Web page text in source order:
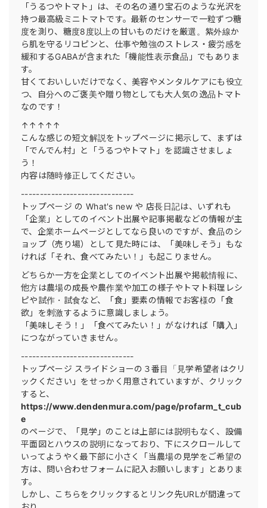
「うるつやトマト」は、その名の通り宝石のような光沢を
持つ最高級ミニトマトです。最新のセンサーで一粒ずつ糖
度を測り、糖度8度以上の甘いものだけを厳選。紫外線か
ら肌を守るリコピンと、仕事や勉強のストレス・疲労感を
緩和するGABAが含まれた「機能性表示食品」でもありま
す。
甘くておいしいだけでなく、美容やメンタルケアにも役立
つ、自分へのご褒美や贈り物としても大人気の逸品トマト
なのです！
↑↑↑↑↑
こんな感じの短文解説をトップページに掲示して、まずは
「でんでん村」と「うるつやトマト」を認識させましょ
う！
内容は随時修正してください。
------------------------------
トップページ の What's new や 店長日記は、いずれも
「企業」としてのイベント出展や記事掲載などの情報が主
で、企業ホームページとしてなら良いのですが、食品のシ
ョップ（売り場）として見た時には、「美味しそう」もな
ければ「それ、食べてみたい！」も起こりません。
どちらか一方を企業としてのイベント出展や掲載情報に、
他方は農場の成長や農作業や加工の様子やトマト料理レシ
ピや試作・試食など、「食」要素の情報でお客様の「食
欲」を刺激するように意識しましょう。
「美味しそう！」「食べてみたい！」がなければ「購入」
につながっていきません。
------------------------------
トップページ スライドショーの３番目「見学希望者はクリ
ックください」をせっかく用意されていますが、クリック
すると、
https://www.dendenmura.com/page/profarm_t_cub
e
のページで、「見学」のことは上部には説明もなく、設備
平面図とハウスの説明になっており、下にスクロールして
いってようやく最下部に小さく「当農場の見学をご希望の
方は、問い合わせフォームに記入お願いします」とありま
す。
しかし、こちらをクリックするとリンク先URLが間違って